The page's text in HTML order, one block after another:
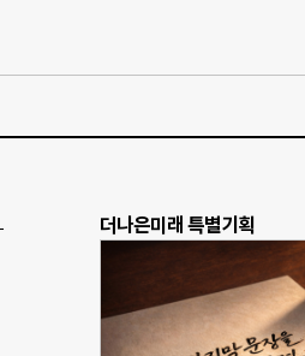
더나은미래 특별기획